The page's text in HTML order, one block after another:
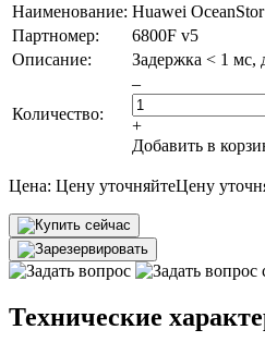
Наименование: Huawei OceanStor
Партномер:
6800F v5
Описание:
Задержка < 1 мс,
Количество:
–
+
Добавить в
Цена: Цену уточняйтеЦену
Технические